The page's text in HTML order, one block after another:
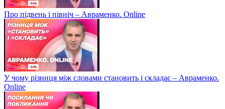
Про підвень і північ – Авраменко. Online
У чому різниця між словами становить і складає – Авраменко.
Online